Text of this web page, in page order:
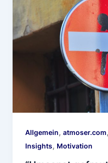
Allgemein, atmoser.com,
Insights, Motivation